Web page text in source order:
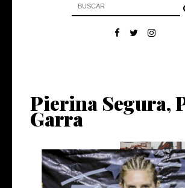
Pierina Segura,
Garra